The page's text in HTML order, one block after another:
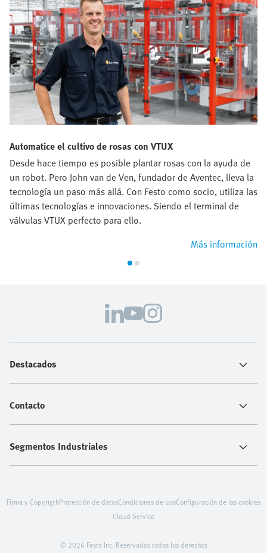
Automatice el cultivo de rosas con VTUX
Desde hace tiempo es posible plantar rosas con la ayuda de
un robot. Pero John van de Ven, fundador de Aventec, lleva la
tecnología un paso más allá. Con Festo como socio, utiliza las
últimas tecnologías e innovaciones. Siendo el terminal de
válvulas VTUX perfecto para ello.
Más información
Destacados
Contacto
Segmentos Industriales
© 2026 Festo Inc. Reservados todos los derechos
Firma y CopyrigthProtección de datosCondiciones de usoConfiguración de las cookies
Cloud Service